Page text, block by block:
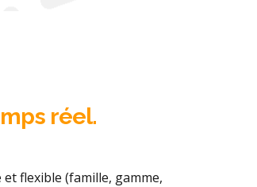
réel.
flexible (famille, gamme,